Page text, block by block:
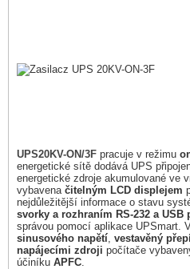
UPS20KV-ON/3F pracuje v režimu
energetické sítě dodává UPS
energetické zdroje akumulované ve
vybavena čitelným LCD displejem
nejdůležitější informace o stavu
svorky a rozhraním RS-232 a
správou pomocí aplikace UPSmart.
sinusového napětí, vestavěný
napájecími zdroji počítače
účiníku APFC.